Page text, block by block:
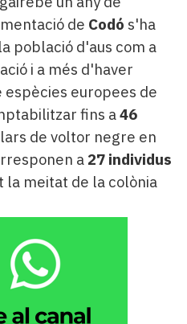
de Codó s'ha
població d'aus com a
i a més d'haver
europees de
fins a46
de voltor negre en
a 27 individus
meitat de la colònia